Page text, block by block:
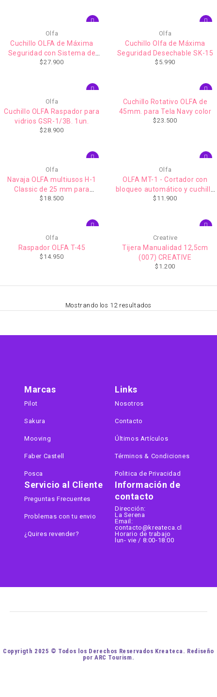
Olfa
Cuchillo OLFA de Máxima
Seguridad con Sistema de
Corte Removible SK-16
$27.900
Olfa
Cuchillo Olfa de Máxima
Seguridad Desechable SK-15
$ 5.990
Olfa
Cuchillo OLFA Raspador para
vidrios GSR-1/3B. 1un.
$28.900
Cuchillo Rotativo OLFA de
45mm. para Tela Navy color
$23.500
Olfa
Navaja OLFA multiusos H-1
Classic de 25 mm para
trabajos extra pesados ​​con
$ 18.500
Olfa
OLFA MT-1 - Cortador con
bloqueo automático y cuchilla
12,5mm
$ 11.900
Olfa
Raspador OLFA T-45
$ 14.950
Creative
Tijera Manualidad 12,5cm
(007) CREATIVE
$ 1.200
Mostrando los 12 resultados
Información de
contacto
Dirección:
La Serena
Email:
contacto@kreateca.cl
Horario de trabajo
lun- vie / 8:00-18:00
Marcas
Pilot
Sakura
Mooving
Faber Castell
Posca
Links
Nosotros
Contacto
Últimos Artículos
Términos & Condiciones
Politica de Privacidad
Servicio al Cliente
Preguntas Frecuentes
Problemas con tu envio
¿Quires revender?
Copyrigth 2025 © Todos los Derechos Reservados Kreateca. Rediseño
por ARC Tourism.